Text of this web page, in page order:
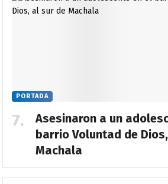
PORTADA
Asesinaron a un
barrio Voluntad de
Machala